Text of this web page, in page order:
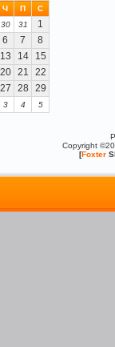
Ч П
С
30 31 1
6 7 8
13 14 15
20 21 22
27 28 29
3 4 5
Copyright
[Foxter